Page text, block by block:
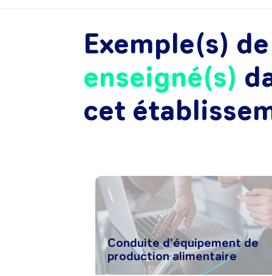
Exemple(s)
enseigné(s)
cet
Conduite d'équipement de
production alimentaire